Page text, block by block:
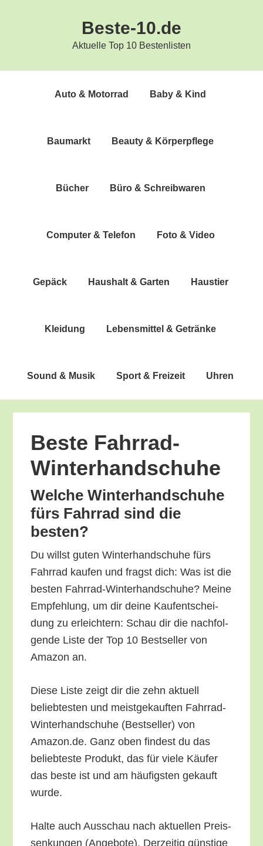
Beste-10.de
Aktuelle Top 10 Bestenlisten
Auto & Motorrad Baby & Kind
Bau­markt Beau­ty & Körperpflege
Bücher Büro & Schreibwaren
Com­pu­ter & Telefon Foto & Video
Gepäck Haus­halt & Garten Haus­tier
Klei­dung Lebens­mit­tel & Getränke
Sound & Musik Sport & Freizeit Uhren
Bes­te Fahrrad-
Winterhandschuhe
Wel­che Win­ter­hand­schu­he
fürs Fahr­rad sind die
besten?
Du willst guten Win­ter­hand­schu­he fürs
Fahr­rad kau­fen und fragst dich: Was ist die
bes­ten Fahr­rad-Win­ter­hand­schu­he? Mei­ne
Emp­feh­lung, um dir dei­ne Kauf­ent­schei­
dung zu erleich­tern: Schau dir die nach­fol­
gen­de Lis­te der Top 10 Best­sel­ler von
Ama­zon an.
Die­se Lis­te zeigt dir die zehn aktu­ell
belieb­tes­ten und meist­ge­kauf­ten Fahr­rad-
Win­ter­hand­schu­he (Best­sel­ler) von
Amazon.de. Ganz oben fin­dest du das
belieb­tes­te Pro­dukt, das für vie­le Käu­fer
das bes­te ist und am häu­figs­ten gekauft
wurde.
Hal­te auch Aus­schau nach aktu­el­len Preis­
sen­kun­gen (Ange­bo­te). Der­zei­tig güns­ti­ge